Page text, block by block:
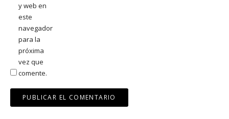
y web en
este
navegador
para la
próxima
vez que
comente.